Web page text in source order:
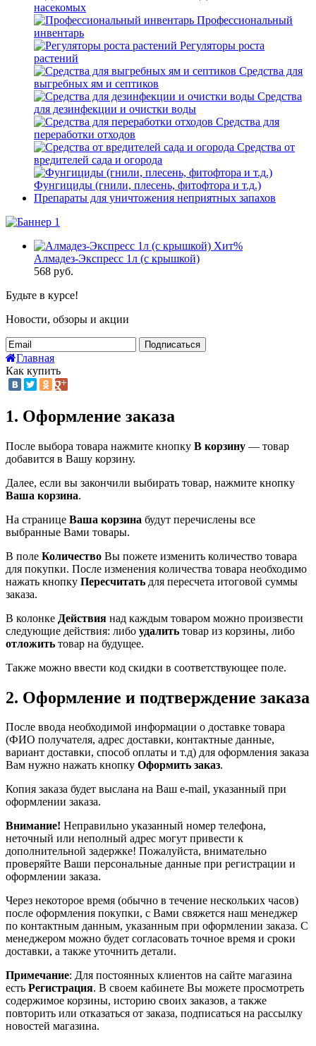
насекомых
Профессиональный
инвентарь
Регуляторы роста
растений
Средства для
выгребных ям и септиков
Средства
для дезинфекции и очистки воды
Средства для
переработки отходов
Средства от
вредителей сада и огорода
Фунгициды (гнили, плесень, фитофтора и т.д.)
Препараты для уничтожения неприятных запахов
Хит%
Алмадез-Экспресс 1л (с крышкой)
568 руб.
Будьте в курсе!
Новости, обзоры и акции
Подписаться
Главная
Как купить
1. Оформление заказа
После выбора товара нажмите кнопку В корзину — товар
добавится в Вашу корзину.
Далее, если вы закончили выбирать товар, нажмите кнопку
Ваша корзина.
На странице Ваша корзина будут перечислены все
выбранные Вами товары.
В поле Количество Вы пожете изменить количество товара
для покупки. После изменения количества товара необходимо
нажать кнопку Пересчитать для пересчета итоговой суммы
заказа.
В колонке Действия над каждым товаром можно произвести
следующие действия: либо удалить товар из корзины, либо
отложить товар на будущее.
Также можно ввести код скидки в соответствующее поле.
2. Оформление и подтверждение заказа
После ввода необходимой информации о доставке товара
(ФИО получателя, адрес доставки, контактные данные,
вариант доставки, способ оплаты и т.д) для оформления заказа
Вам нужно нажать кнопку Оформить заказ.
Копия заказа будет выслана на Ваш e-mail, указанный при
оформлении заказа.
Внимание! Неправильно указанный номер телефона,
неточный или неполный адрес могут привести к
дополнительной задержке! Пожалуйста, внимательно
проверяйте Ваши персональные данные при регистрации и
оформлении заказа.
Через некоторое время (обычно в течение нескольких часов)
после оформления покупки, с Вами свяжется наш менеджер
по контактным данным, указанным при оформлении заказа. С
менеджером можно будет согласовать точное время и сроки
доставки, а также уточнить детали.
Примечание: Для постоянных клиентов на сайте магазина
есть Регистрация. В своем кабинете Вы можете просмотреть
содержимое корзины, историю своих заказов, а также
повторить или отказаться от заказа, подписаться на рассылку
новостей магазина.